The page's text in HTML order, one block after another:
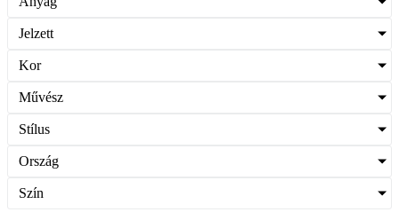
Jelzett
Kor
Művész
Stílus
Ország
Szín